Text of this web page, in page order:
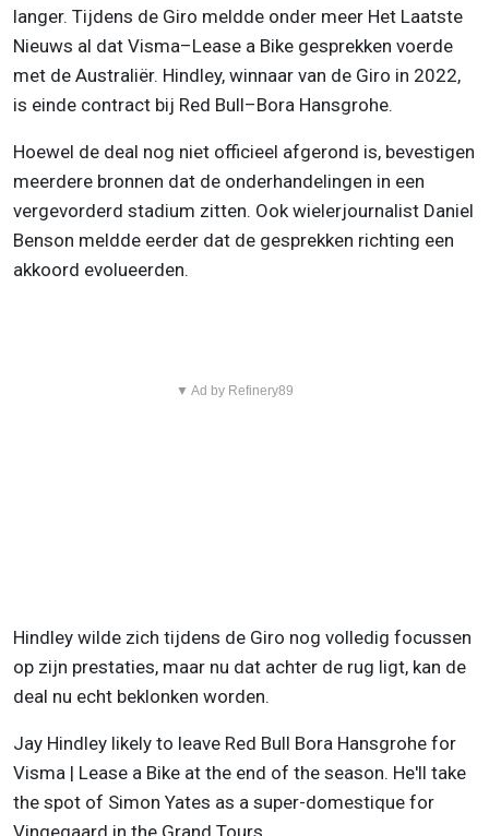
langer. Tijdens de Giro meldde onder meer Het Laatste
Nieuws al dat Visma–Lease a Bike gesprekken voerde
met de Australiër. Hindley, winnaar van de Giro in 2022,
is einde contract bij Red Bull–Bora Hansgrohe.
Hoewel de deal nog niet officieel afgerond is, bevestigen
meerdere bronnen dat de onderhandelingen in een
vergevorderd stadium zitten. Ook wielerjournalist Daniel
Benson meldde eerder dat de gesprekken richting een
akkoord evolueerden.
▼ Ad by Refinery89
Hindley wilde zich tijdens de Giro nog volledig focussen
op zijn prestaties, maar nu dat achter de rug ligt, kan de
deal nu echt beklonken worden.
Jay Hindley likely to leave Red Bull Bora Hansgrohe for
Visma | Lease a Bike at the end of the season. He'll take
the spot of Simon Yates as a super-domestique for